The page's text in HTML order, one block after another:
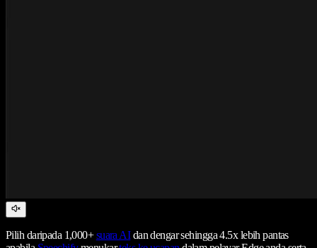
Pilih daripada 1,000+suara AIdan dengar sehingga 4.5x lebih pantas